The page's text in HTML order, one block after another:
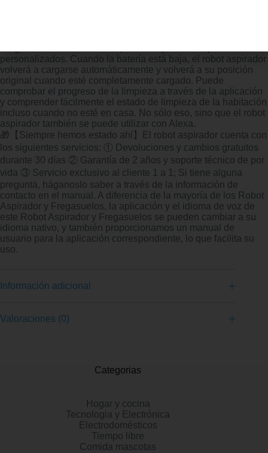
personalizados. Cuando la batería está baja, el robot aspirador
volverá a cargarse automáticamente y volverá a su posición
original cuando esté completamente cargado. Puede
comprobar el progreso de la limpieza a través de la aplicación
y comprender fácilmente el estado de limpieza de la habitación
incluso cuando no esté en casa. No sólo eso, sino que el robot
aspirador también se puede utilizar con Alexa.
🎁【Siempre hemos estado ahí】El robot aspirador cuenta con
los siguientes servicios: ① Devoluciones y cambios gratuitos
durante 30 días ② Garantía de 2 años y soporte técnico de por
vida ③ Servicio exclusivo al cliente 1 a 1; Si tiene alguna
pregunta, háganoslo saber a través de la información de
contacto en el manual. A diferencia de la mayoría de los Robot
Aspirador y Fregasuelos, la aplicación y el idioma de voz de
este Robot Aspirador y Fregasuelos se pueden cambiar a su
idioma nativo, y también proporcionamos un manual de
usuario para la aplicación correspondiente, lo que facilita su
uso.
Información adicional
Valoraciones (0)
Categorias
Hogar y cocina
Tecnologia y Electrónica
Electrodomésticos
Tiempo libre
Comida mascotas